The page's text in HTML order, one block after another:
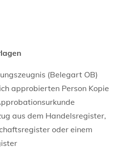
(Belegart OB)
approbierten Person Kopie
aus dem Handelsregister,
oder einem